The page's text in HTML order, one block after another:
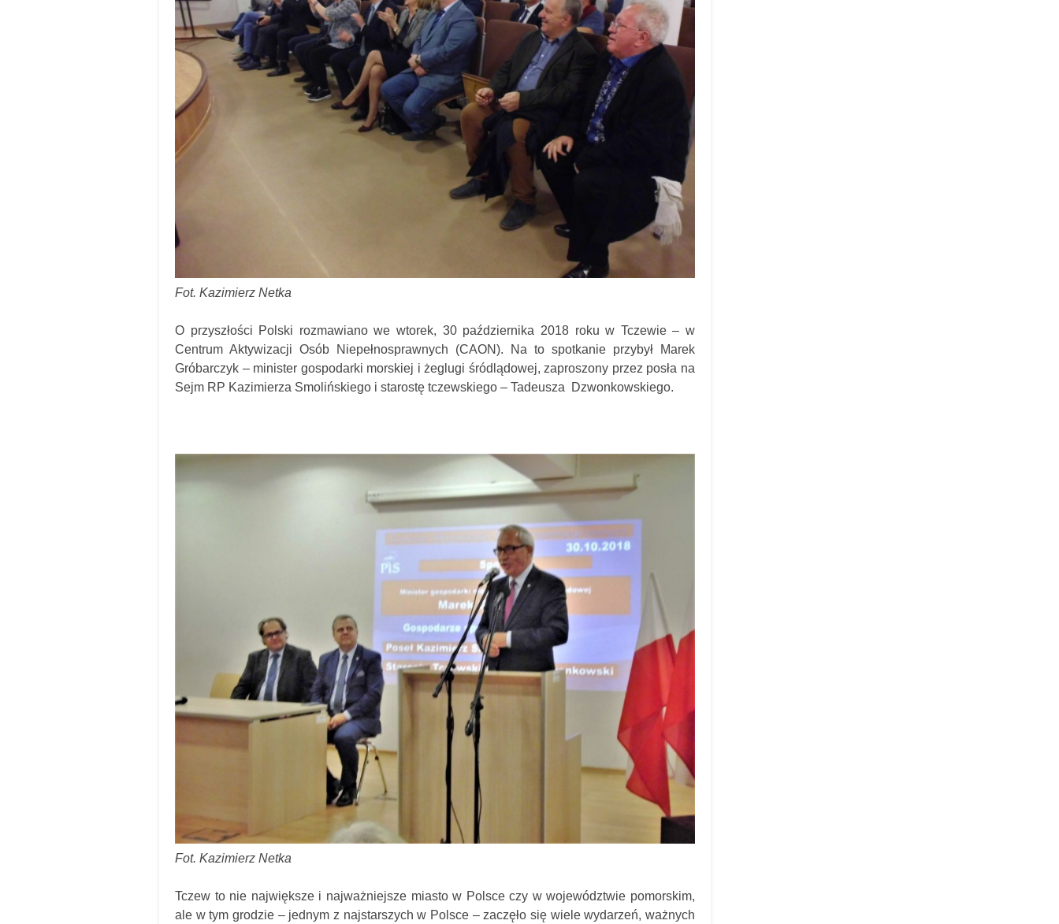
Fot. Kazimierz Netka
O przyszłości Polski rozmawiano we wtorek, 30 października 2018 roku w Tczewie – w
Centrum Aktywizacji Osób Niepełnosprawnych (CAON). Na to spotkanie przybył Marek
Gróbarczyk – minister gospodarki morskiej i żeglugi śródlądowej, zaproszony przez posła na
Sejm RP Kazimierza Smolińskiego i starostę tczewskiego – Tadeusza Dzwonkowskiego.
Fot. Kazimierz Netka
Tczew to nie największe i najważniejsze miasto w Polsce czy w województwie pomorskim,
ale w tym grodzie – jednym z najstarszych w Polsce – zaczęło się wiele wydarzeń, ważnych